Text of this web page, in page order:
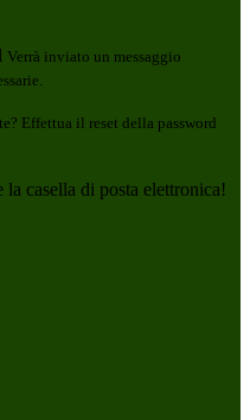
Verrà inviato un messaggio
Effettua il reset della password
casella di posta elettronica!